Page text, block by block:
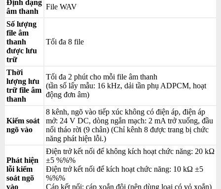
Định dạng
âm thanh
File WAV
Số lượng
file âm
thanh
được lưu
trữ
Tối đa 8 file
Thời
lượng lưu
trữ file âm
thanh
Tối đa 2 phút cho mỗi file âm thanh
(tần số lấy mẫu: 16 kHz, dải tần phụ ADPCM, hoạt
động đơn âm)
Kiểm soát
ngõ vào
8 kênh, ngõ vào tiếp xúc không có điện áp, điện áp
mở: 24 V DC, dòng ngắn mạch: 2 mA trở xuống, đầu
nối tháo rời (9 chân) (Chỉ kênh 8 được trang bị chức
năng phát hiện lỗi.)
Phát hiện
lỗi kiểm
soát ngõ
vào
Điện trở kết nối để không kích hoạt chức năng: 20 kΩ
±5 %%%
Điện trở kết nối để kích hoạt chức năng: 10 kΩ ±5
%%%
Cáp kết nối: cáp xoắn đôi (nên dùng loại có vỏ xoắn)